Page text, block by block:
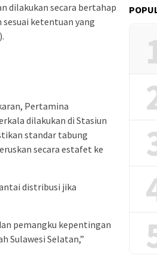
dilakukan secara bertahap
ketentuan yang
Pertamina
dilakukan di Stasiun
standar tabung
secara estafet ke
distribusi jika
pemangku kepentingan
Sulawesi Selatan,”